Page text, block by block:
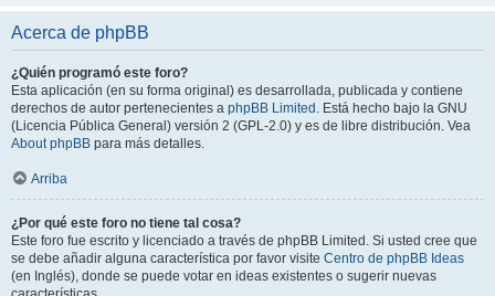
Acerca de phpBB
¿Quién programó este foro?
Esta aplicación (en su forma original) es desarrollada, publicada y contiene
derechos de autor pertenecientes a phpBB Limited . Está hecho bajo la GNU
(Licencia Pública General) versión 2 (GPL-2.0) y es de libre distribución. Vea
About phpBB para más detalles.
Arriba
¿Por qué este foro no tiene tal cosa?
Este foro fue escrito y licenciado a través de phpBB Limited. Si usted cree que
se debe añadir alguna característica por favor visite Centro de phpBB Ideas
(en Inglés), donde se puede votar en ideas existentes o sugerir nuevas